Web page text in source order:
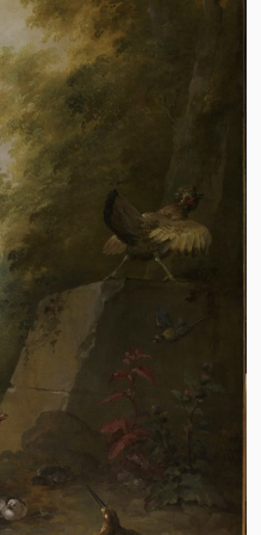
VOGELS IN EEN PARK,